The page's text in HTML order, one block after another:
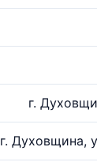
г.
г. Духовщина,